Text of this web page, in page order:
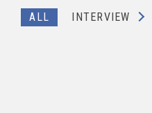
ALL INTERVIEW